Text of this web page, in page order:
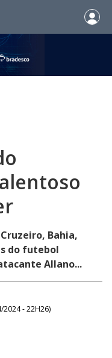
Bahia,
do futebol
Allano...
2024 - 22H26)